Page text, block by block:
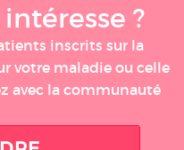
?
inscrits sur la
votre maladie ou celle
avec la communauté